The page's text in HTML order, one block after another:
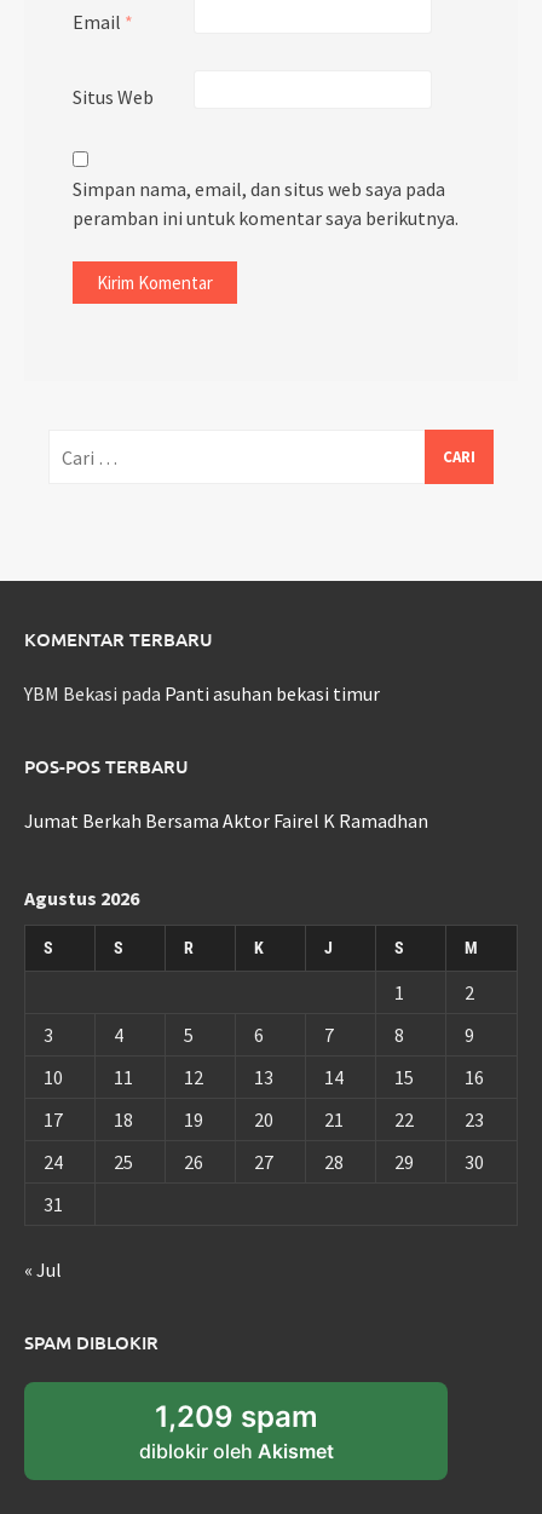
Email *
Situs Web
Simpan nama, email, dan situs web saya pada
peramban ini untuk komentar saya berikutnya.
untuk:
KOMENTAR TERBARU
YBM Bekasi pada Panti asuhan bekasi timur
POS-POS TERBARU
Jumat Berkah Bersama Aktor Fairel K Ramadhan
Agustus 2026
S S R K J S M
1
2
3
4 5 6 7 8
9
10
11 12 13 14 15
16
17
18 19 20 21 22
23
24
25 26 27 28 29
30
31
« Jul
SPAM DIBLOKIR
1,209 spam
diblokir oleh Akismet